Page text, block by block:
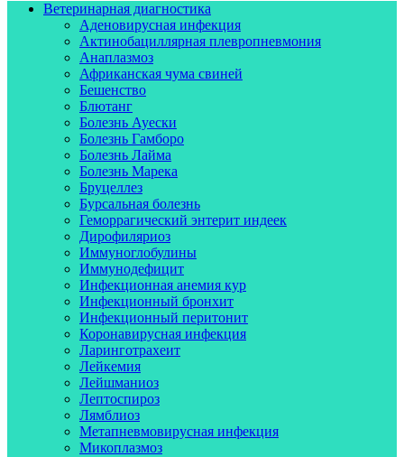
Ветеринарная диагностика
Аденовирусная инфекция
Актинобациллярная плевропневмония
Анаплазмоз
Африканская чума свиней
Бешенство
Блютанг
Болезнь Ауески
Болезнь Гамборо
Болезнь Лайма
Болезнь Марека
Бруцеллез
Бурсальная болезнь
Геморрагический энтерит индеек
Дирофиляриоз
Иммуноглобулины
Иммунодефицит
Инфекционная анемия кур
Инфекционный бронхит
Инфекционный перитонит
Коронавирусная инфекция
Ларинготрахеит
Лейкемия
Лейшманиоз
Лептоспироз
Лямблиоз
Метапневмовирусная инфекция
Микоплазмоз